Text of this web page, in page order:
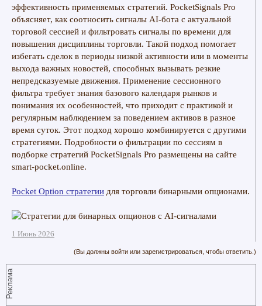
эффективность применяемых стратегий. PocketSignals Pro
объясняет, как соотносить сигналы AI-бота с актуальной
торговой сессией и фильтровать сигналы по времени для
повышения дисциплины торговли. Такой подход помогает
избегать сделок в периоды низкой активности или в моменты
выхода важных новостей, способных вызывать резкие
непредсказуемые движения. Применение сессионного
фильтра требует знания базового календаря рынков и
понимания их особенностей, что приходит с практикой и
регулярным наблюдением за поведением активов в разное
время суток. Этот подход хорошо комбинируется с другими
стратегиями. Подробности о фильтрации по сессиям в
подборке стратегий PocketSignals Pro размещены на сайте
smart-pocket.online.
Pocket Option стратегии для торговли бинарными опционами.
1 Июнь 2026
(Вы должны войти или зарегистрироваться, чтобы ответить.)
Реклама